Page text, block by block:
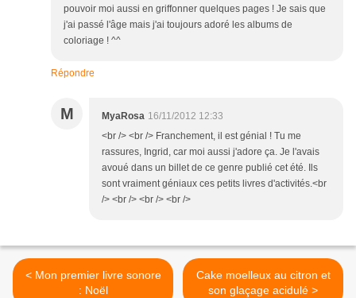
pouvoir moi aussi en griffonner quelques pages ! Je sais que
j'ai passé l'âge mais j'ai toujours adoré les albums de
coloriage ! ^^
Répondre
M MyaRosa 16/11/2012 12:33
<br /> <br /> Franchement, il est génial ! Tu me
rassures, Ingrid, car moi aussi j'adore ça. Je l'avais
avoué dans un billet de ce genre publié cet été. Ils
sont vraiment géniaux ces petits livres d'activités.<br
/> <br /> <br /> <br />
< Mon premier livre sonore
: Noël
Cake moelleux au citron et
son glaçage acidulé >